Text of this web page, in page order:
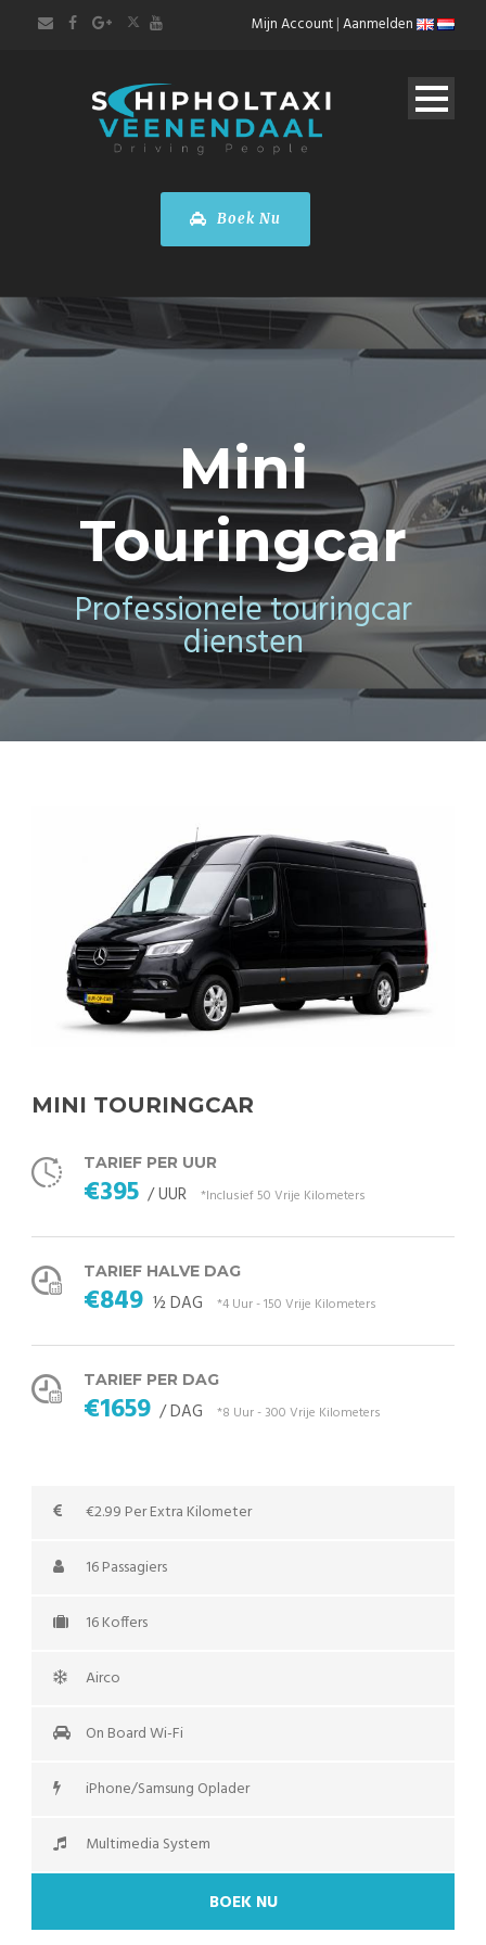
Mijn Account|Aanmelden
Boek Nu
Mini
Touringcar
Professionele touringcar
diensten
MINI TOURINGCAR
TARIEF PER UUR
€395 / UUR *Inclusief 50 Vrije Kilometers
TARIEF HALVE DAG
€849 ½ DAG *4 Uur - 150 Vrije Kilometers
TARIEF PER DAG
€1659 / DAG *8 Uur - 300 Vrije Kilometers
€2.99 Per Extra Kilometer
16 Passagiers
16 Koffers
Airco
On Board Wi-Fi
iPhone/Samsung Oplader
Multimedia System
BOEK NU